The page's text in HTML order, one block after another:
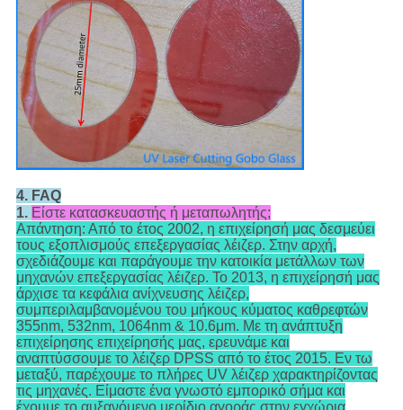
4. FAQ
1. Είστε κατασκευαστής ή μεταπωλητής;
Απάντηση: Από το έτος 2002, η επιχείρησή μας δεσμεύει
τους εξοπλισμούς επεξεργασίας λέιζερ. Στην αρχή,
σχεδιάζουμε και παράγουμε την κατοικία μετάλλων των
μηχανών επεξεργασίας λέιζερ. Το 2013, η επιχείρησή μας
άρχισε τα κεφάλια ανίχνευσης λέιζερ,
συμπεριλαμβανομένου του μήκους κύματος καθρεφτών
355nm, 532nm, 1064nm & 10.6μm. Με τη ανάπτυξη
επιχείρησης επιχείρησής μας, ερευνάμε και
αναπτύσσουμε το λέιζερ DPSS από το έτος 2015. Εν τω
μεταξύ, παρέχουμε το πλήρες UV λέιζερ χαρακτηρίζοντας
τις μηχανές. Είμαστε ένα γνωστό εμπορικό σήμα και